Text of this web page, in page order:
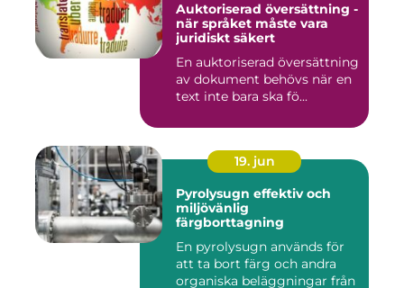
Auktoriserad översättning -
när språket måste vara
juridiskt säkert
En auktoriserad översättning
av dokument behövs när en
text inte bara ska fö...
19. jun
Pyrolysugn effektiv och
miljövänlig
färgborttagning
En pyrolysugn används för
att ta bort färg och andra
organiska beläggningar från